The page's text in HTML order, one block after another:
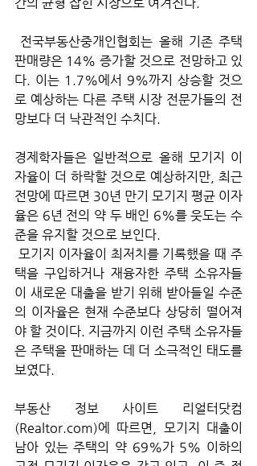
간의 균형 잡힌 시장으로 여겨진다.
판매량은 14% 증가할 것으로 전망하고 있
다. 이는 1.7%에서 9%까지 상승할 것으
로 예상하는 다른 주택 시장 전문가들의 전
망보다 더 낙관적인 수치다.
경제학자들은 일반적으로 올해 모기지 이
자율이 더 하락할 것으로 예상하지만, 최근
전망에 따르면 30년 만기 모기지 평균 이자
율은 6년 전의 약 두 배인 6%를 웃도는 수
준을 유지할 것으로 보인다.
택을 구입하거나 재융자한 주택 소유자들
이 새로운 대출을 받기 위해 받아들일 수준
의 이자율은 현재 수준보다 상당히 떨어져
야 할 것이다. 지금까지 이런 주택 소유자들
은 주택을 판매하는 데 더 소극적인 태도를
보였다.
부동산 정보 사이트 리얼터닷컴
(Realtor.com)에 따르면, 모기지 대출이
남아 있는 주택의 약 69%가 5% 이하의